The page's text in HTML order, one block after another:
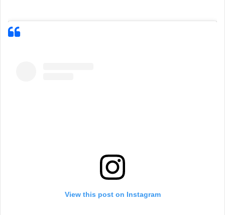
View this post on Instagram